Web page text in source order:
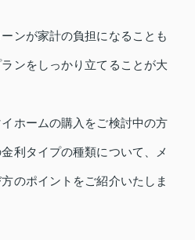
ンが家計の負担になることも
ンをしっかり立てることが大
ホームの購入をご検討中の方
利タイプの種類について、メ
のポイントをご紹介いたしま